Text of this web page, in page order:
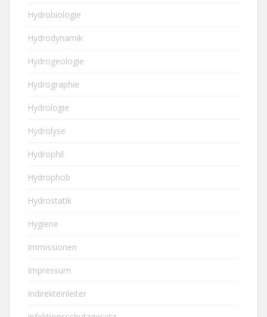
Hydrobiologie
Hydrodynamik
Hydrogeologie
Hydrographie
Hydrologie
Hydrolyse
Hydrophil
Hydrophob
Hydrostatik
Hygiene
Immissionen
Impressum
Indirekteinleiter